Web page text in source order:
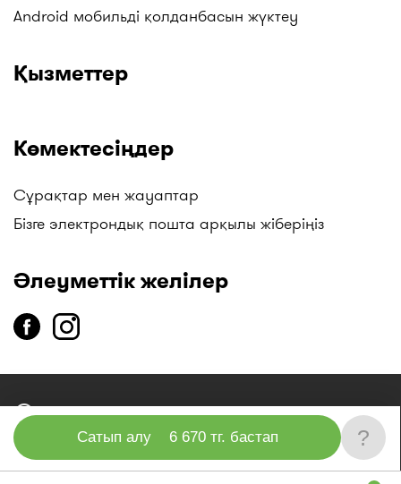
Сатып алу 6 670 тг. бастап ?
Android мобильді қолданбасын жүктеу
Қызметтер
Көмектесіңдер
Сұрақтар мен жауаптар
Бізге электрондық пошта арқылы жіберіңіз
Әлеуметтік желілер
copyright 2014-2026 «I-teka» бірыңғай анықтама қызметі»
ЖШС